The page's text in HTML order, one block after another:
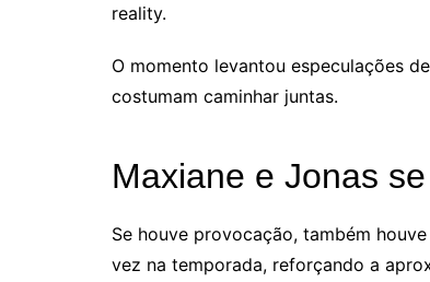
reality.
O momento levantou especulações
costumam caminhar juntas.
Maxiane e Jonas
Se houve provocação, também
vez na temporada, reforçando a